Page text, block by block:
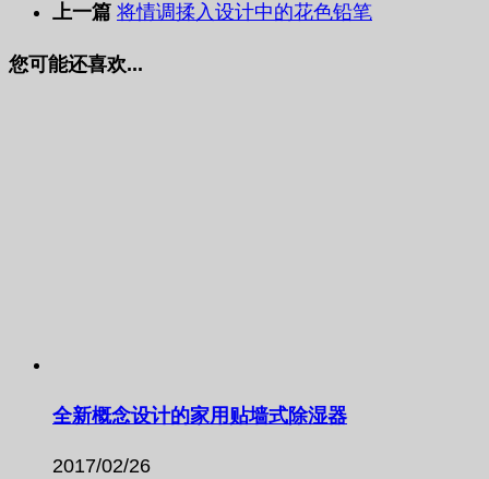
上一篇 将情调揉入设计中的花色铅笔
您可能还喜欢...
全新概念设计的家用贴墙式除湿器
2017/02/26